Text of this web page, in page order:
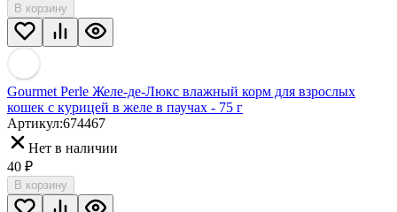
В корзину
Gourmet Perle Желе-де-Люкс влажный корм для взрослых
кошек с курицей в желе в паучах - 75 г
Артикул:674467
Нет в наличии
40 ₽
В корзину